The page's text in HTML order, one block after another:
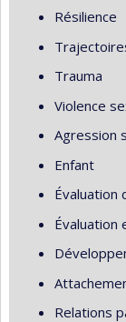
Résilience
Trauma
Violence
Agression
Enfant
Évaluation
Évaluation
Relations